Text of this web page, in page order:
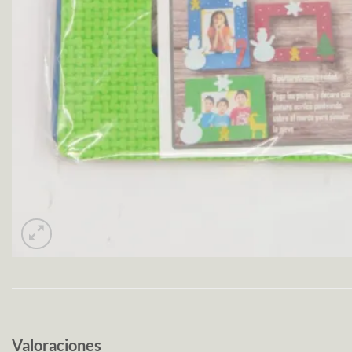
Valoraciones